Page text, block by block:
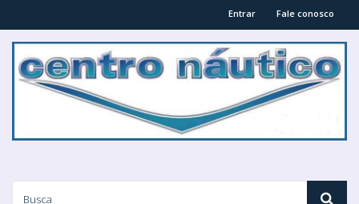
Fale conosco
Entrar